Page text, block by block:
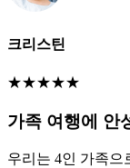
크리스틴
★★★★★
가족 여행에 안
우리는 4인 가족으